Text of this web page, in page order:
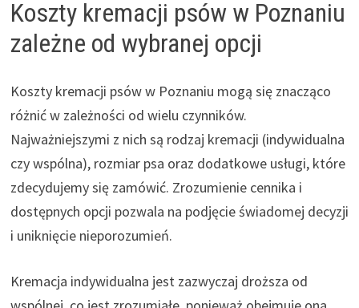
Koszty kremacji psów w Poznaniu
zależne od wybranej opcji
Koszty kremacji psów w Poznaniu mogą się znacząco
różnić w zależności od wielu czynników.
Najważniejszymi z nich są rodzaj kremacji (indywidualna
czy wspólna), rozmiar psa oraz dodatkowe usługi, które
zdecydujemy się zamówić. Zrozumienie cennika i
dostępnych opcji pozwala na podjęcie świadomej decyzji
i uniknięcie nieporozumień.
Kremacja indywidualna jest zazwyczaj droższa od